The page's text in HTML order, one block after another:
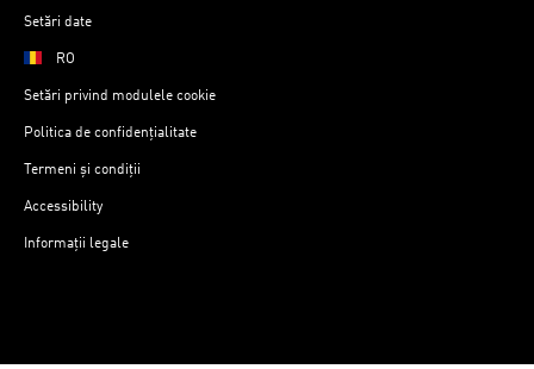
Setări date
RO
Setări privind modulele cookie
Politica de confidențialitate
Termeni și condiții
Accessibility
Informații legale